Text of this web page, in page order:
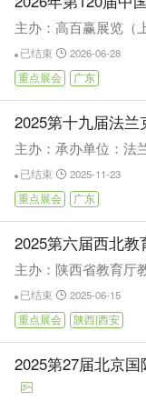
主办：高百赢展览（
已结束
2026-06-28
重点展会
广东
2025第十九届法
主办：承办单位：法
已结束
2025-11-23
重点展会
广东
2025第六届西北教
主办：陕西省教育厅
已结束
2025-06-15
重点展会
陕西|西安
2025第27届北京